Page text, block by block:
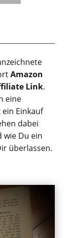
Amazon
Link.
eine
Einkauf
dabei
wie Du ein
überlassen.